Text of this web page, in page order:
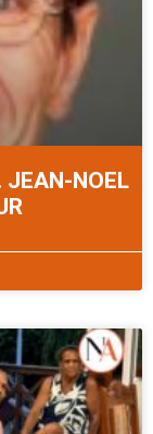
JEAN-NOEL